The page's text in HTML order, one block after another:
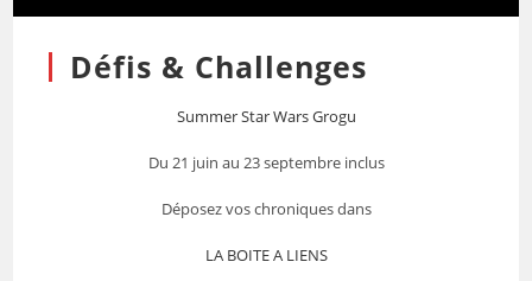
Défis & Challenges
Summer Star Wars Grogu
Du 21 juin au 23 septembre inclus
Déposez vos chroniques dans
LA BOITE A LIENS